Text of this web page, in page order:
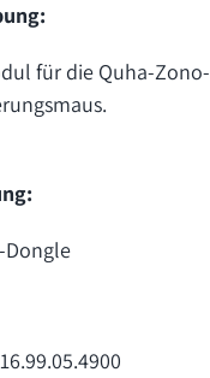
für die Quha-Zono-
Dongle
16.99.05.4900